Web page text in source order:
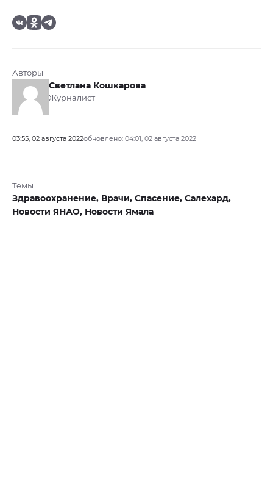
Авторы
Светлана Кошкарова
Журналист
03:55, 02 августа 2022обновлено: 04:01, 02 августа 2022
Темы
Здравоохранение, Врачи, Спасение, Салехард,
Новости ЯНАО, Новости Ямала